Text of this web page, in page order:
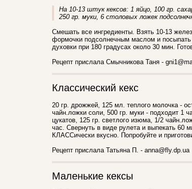
На 10-13 штук кексов: 1 яйцо, 100 гр.
250 гр. муки, 6 столовых ложек
Смешать все ингредиенты. Взять 10-13
формочки подсолнечным маслом и
духовки при 180 градусах около 30 мин.
Рецепт прислала Смычникова Таня -
Классический кекс
20 гр. дрожжей, 125 мл. теплого молочка -
чайн.ложки соли, 500 гр. муки - подходит 1
цукатов, 125 гр. светлого изюма, 1/2
час. Свернуть в виде рулета и выпекать 60
КЛАССически вкусно. Попробуйте и
Рецепт прислала Татьяна П. - anna@fly.dp.ua
Маленькие кексы